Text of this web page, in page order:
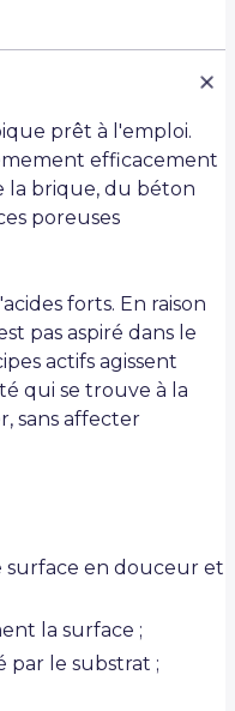
prêt à l'emploi.
efficacement
la brique, du béton
poreuses
forts. En raison
pas aspiré dans le
actifs agissent
qui se trouve à la
sans affecter
surface en douceur et
la surface ;
par le substrat ;